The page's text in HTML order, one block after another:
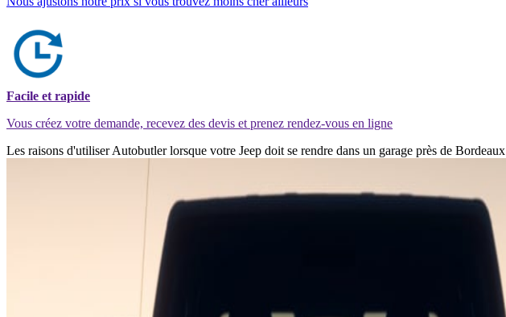
Facile et rapide
Vous créez votre demande, recevez des devis et prenez rendez-vous en ligne
Les raisons d'utiliser Autobutler lorsque votre Jeep doit se rendre dans un garage près de Bordeaux